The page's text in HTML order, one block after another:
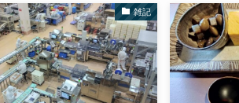
雑記